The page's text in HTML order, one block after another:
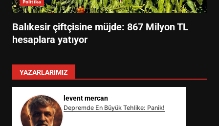
Politika
Balıkesir çiftçisine müjde: 867 Milyon TL
hesaplara yatıyor
YAZARLARIMIZ
levent mercan
Depremde En Büyük Tehlike: Panik!